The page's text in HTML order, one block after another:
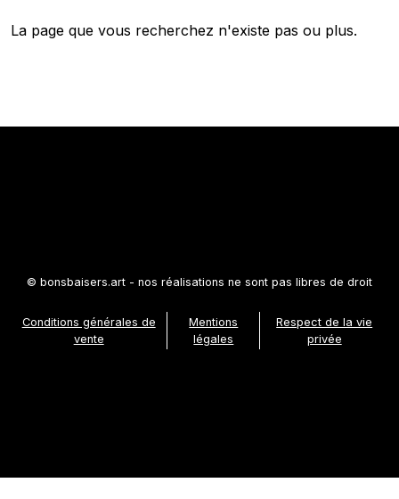
La page que vous recherchez n'existe pas ou plus.
© bonsbaisers.art - nos réalisations ne sont pas libres de droit
Conditions générales de
vente
Mentions
légales
Respect de la vie
privée